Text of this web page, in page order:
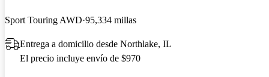
Sport Touring AWD 95,334 millas
Entrega a domicilio desde Northlake, IL
El precio incluye envío de $970